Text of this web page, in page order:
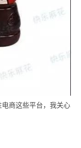
商这些平台，我关心